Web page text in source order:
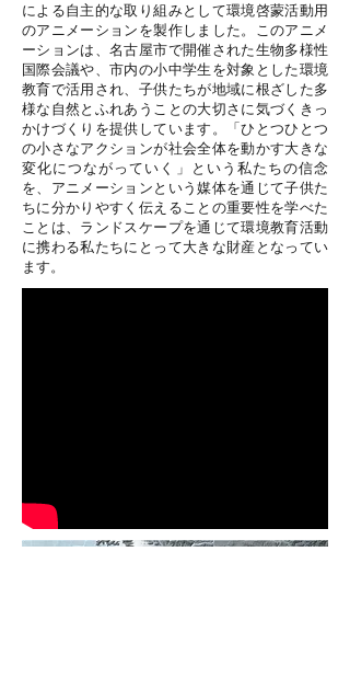
による自主的な取り組みとして環境啓蒙活動用
のアニメーションを製作しました。このアニメ
ーションは、名古屋市で開催された生物多様性
国際会議や、市内の小中学生を対象とした環境
教育で活用され、子供たちが地域に根ざした多
様な自然とふれあうことの大切さに気づくきっ
かけづくりを提供しています。「ひとつひとつ
の小さなアクションが社会全体を動かす大きな
変化につながっていく」という私たちの信念
を、アニメーションという媒体を通じて子供た
ちに分かりやすく伝えることの重要性を学べた
ことは、ランドスケープを通じて環境教育活動
に携わる私たちにとって大きな財産となってい
ます。